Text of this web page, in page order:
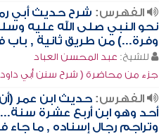
الفهرس: شرح حديث أبي
نحو النبي صلى الله عليه
وفرة...) من طريق ثانية ,
للشيخ: عبد المحسن العباد
جزء من محاضرة ( شرح سنن أبي داود
الفهرس: حديث ابن عمر
أحد وهو ابن أربع عشرة
وتراجم رجال إسناده , ما جاء